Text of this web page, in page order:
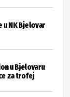
u NK Bjelovar
u Bjelovaru
za trofej